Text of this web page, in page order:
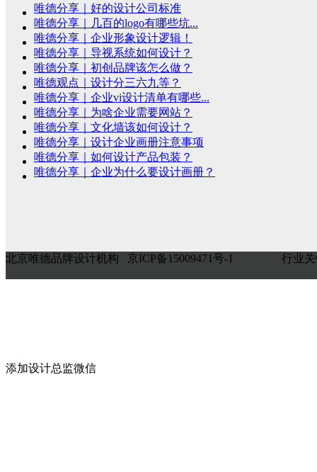
唯德分享｜好的设计公司标准
唯德分享｜几百的logo有哪些坑...
唯德分享｜企业形象设计逻辑！
唯德分享｜导视系统如何设计？
唯德分享｜初创品牌该怎么做？
唯德观点｜设计分三六九等？
唯德分享｜企业vi设计清单有哪些...
唯德分享｜为啥企业需要网站？
唯德分享｜文化墙该如何设计？
唯德分享｜设计企业画册注意事项
唯德分享｜如何设计产品包装？
唯德分享｜企业为什么要设计画册？
北京唯德品牌设计机构 京ICP备15009471号-1 行业
添加设计总监微信